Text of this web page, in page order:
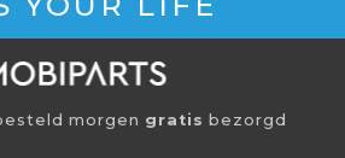
morgen gratis bezorgd